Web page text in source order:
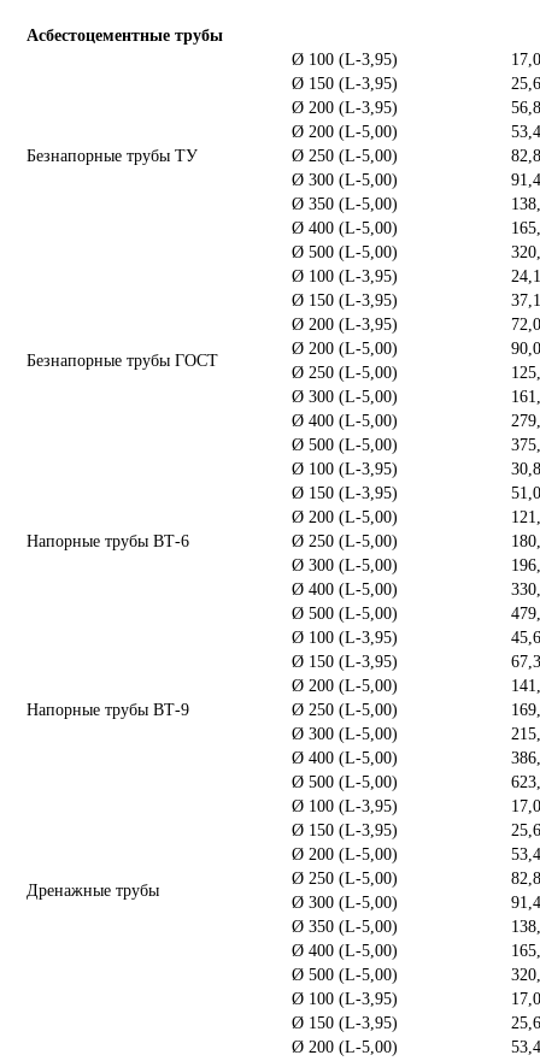
Асбестоцементные трубы
Безнапорные трубы ТУ
Ø 100 (L-3,95)
17,0
Ø 150 (L-3,95)
25,6
Ø 200 (L-3,95)
56,8
Ø 200 (L-5,00)
53,4
Ø 250 (L-5,00)
82,8
Ø 300 (L-5,00)
91,4
Ø 350 (L-5,00)
Ø 400 (L-5,00)
Ø 500 (L-5,00)
Безнапорные трубы ГОСТ
Ø 100 (L-3,95)
24,1
Ø 150 (L-3,95)
37,1
Ø 200 (L-3,95)
72,0
Ø 200 (L-5,00)
90,0
Ø 250 (L-5,00)
Ø 300 (L-5,00)
Ø 400 (L-5,00)
Ø 500 (L-5,00)
Напорные трубы ВТ-6
Ø 100 (L-3,95)
30,8
Ø 150 (L-3,95)
51,0
Ø 200 (L-5,00)
Ø 250 (L-5,00)
Ø 300 (L-5,00)
Ø 400 (L-5,00)
Ø 500 (L-5,00)
Напорные трубы ВТ-9
Ø 100 (L-3,95)
45,6
Ø 150 (L-3,95)
67,3
Ø 200 (L-5,00)
Ø 250 (L-5,00)
Ø 300 (L-5,00)
Ø 400 (L-5,00)
Ø 500 (L-5,00)
Дренажные трубы
Ø 100 (L-3,95)
17,0
Ø 150 (L-3,95)
25,6
Ø 200 (L-5,00)
53,4
Ø 250 (L-5,00)
82,8
Ø 300 (L-5,00)
91,4
Ø 350 (L-5,00)
Ø 400 (L-5,00)
Ø 500 (L-5,00)
Ø 100 (L-3,95)
17,0
Ø 150 (L-3,95)
25,6
Ø 200 (L-5,00)
53,4